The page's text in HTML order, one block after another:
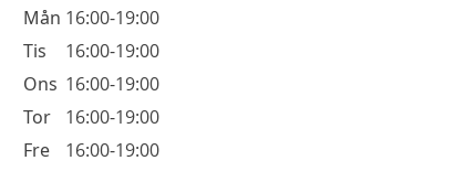
Mån 16:00-19:00
Tis
16:00-19:00
Ons 16:00-19:00
Tor
16:00-19:00
Fre
16:00-19:00